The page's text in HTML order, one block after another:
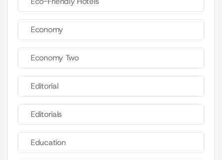
Economy
Economy Two
Editorial
Editorials
Education